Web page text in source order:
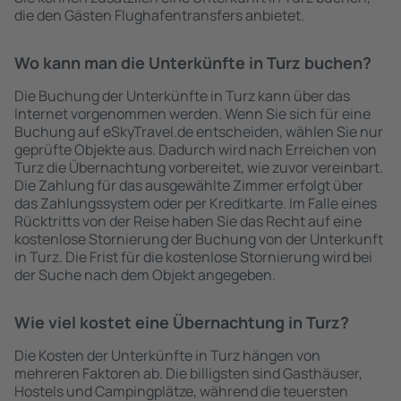
die den Gästen Flughafentransfers anbietet.
Wo kann man die Unterkünfte in Turz buchen?
Die Buchung der Unterkünfte in Turz kann über das
Internet vorgenommen werden. Wenn Sie sich für eine
Buchung auf eSkyTravel.de entscheiden, wählen Sie nur
geprüfte Objekte aus. Dadurch wird nach Erreichen von
Turz die Übernachtung vorbereitet, wie zuvor vereinbart.
Die Zahlung für das ausgewählte Zimmer erfolgt über
das Zahlungssystem oder per Kreditkarte. Im Falle eines
Rücktritts von der Reise haben Sie das Recht auf eine
kostenlose Stornierung der Buchung von der Unterkunft
in Turz. Die Frist für die kostenlose Stornierung wird bei
der Suche nach dem Objekt angegeben.
Wie viel kostet eine Übernachtung in Turz?
Die Kosten der Unterkünfte in Turz hängen von
mehreren Faktoren ab. Die billigsten sind Gasthäuser,
Hostels und Campingplätze, während die teuersten